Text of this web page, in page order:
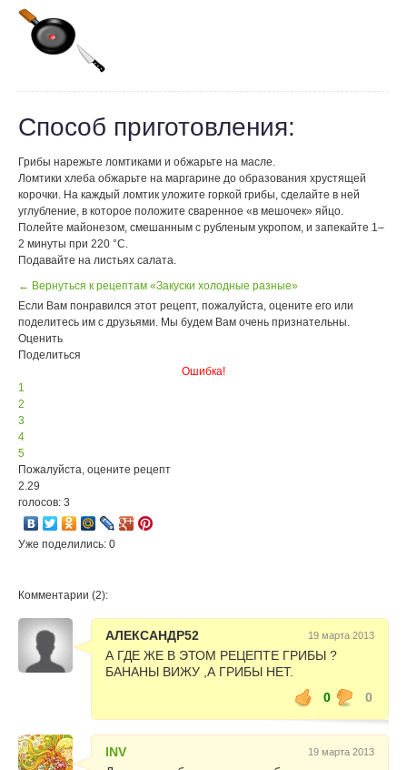
Способ приготовления:
Грибы нарежьте ломтиками и обжарьте на масле.
Ломтики хлеба обжарьте на маргарине до образования хрустящей
корочки. На каждый ломтик уложите горкой грибы, сделайте в ней
углубление, в которое положите сваренное «в мешочек» яйцо.
Полейте майонезом, смешанным с рубленым укропом, и запекайте 1–
2 минуты при 220 °С.
Подавайте на листьях салата.
← Вернуться к рецептам «Закуски холодные разные»
Если Вам понравился этот рецепт, пожалуйста, оцените его или
поделитесь им с друзьями. Мы будем Вам очень признательны.
Оценить
Поделиться
Ошибка!
1
2
3
4
5
Пожалуйста, оцените рецепт
2.29
голосов: 3
Уже поделились: 0
Комментарии (2):
АЛЕКСАНДР52 19 марта 2013
А ГДЕ ЖЕ В ЭТОМ РЕЦЕПТЕ ГРИБЫ ?
БАНАНЫ ВИЖУ ,А ГРИБЫ НЕТ.
0
0
INV 19 марта 2013